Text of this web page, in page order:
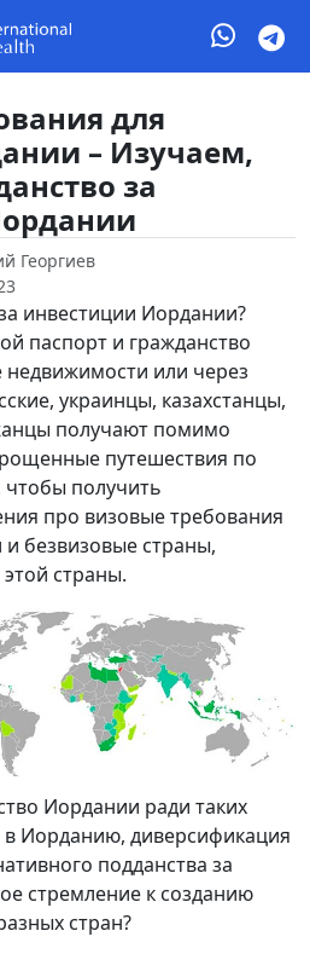
для
– Изучаем,
за
Георгиев
инвестиции Иордании?
паспорт и гражданство
или через
украинцы, казахстанцы,
получают помимо
путешествия по
получить
про визовые требования
безвизовые страны,
страны.
Иордании ради таких
Иорданию, диверсификация
подданства за
стремление к созданию
стран?